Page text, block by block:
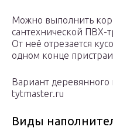
Можно выполнить
сантехнической ПВХ-
От неё отрезается
одном конце
Вариант
tytmaster.ru
Виды